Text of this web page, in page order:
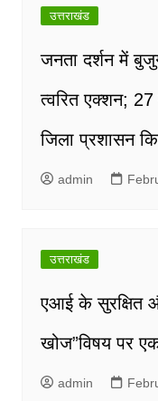
उत्तराखंड
जनता दर्शन में
त्वरित एक्शन;
जिला प्रशासन
admin
उत्तराखंड
एआई के सुरक्षित
खोज”विषय पर
admin